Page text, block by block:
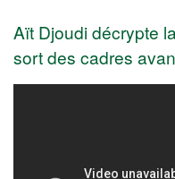
Aït Djoudi décrypte
sort des cadres